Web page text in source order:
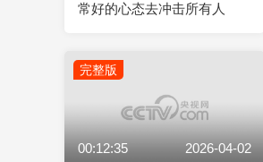
常好的心态去冲击所有人
完整版
00:12:35 2026-04-02